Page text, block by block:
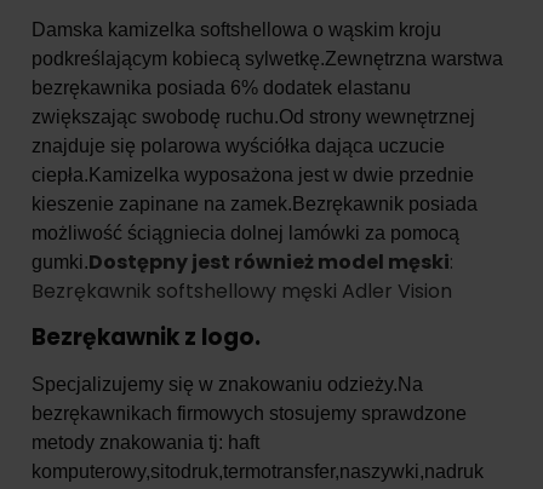
Damska kamizelka softshellowa o wąskim kroju
podkreślającym kobiecą sylwetkę.Zewnętrzna warstwa
bezrękawnika posiada 6% dodatek elastanu
zwiększając swobodę ruchu.Od strony wewnętrznej
znajduje się polarowa wyściółka dająca uczucie
ciepła.Kamizelka wyposażona jest w dwie przednie
kieszenie zapinane na zamek.Bezrękawnik posiada
możliwość ściągniecia dolnej lamówki za pomocą
gumki.Dostępny jest również model męski:
Bezrękawnik softshellowy męski Adler Vision
Bezrękawnik z logo.
Specjalizujemy się w znakowaniu odzieży.Na
bezrękawnikach firmowych stosujemy sprawdzone
metody znakowania tj: haft
komputerowy,sitodruk,termotransfer,naszywki,nadruk